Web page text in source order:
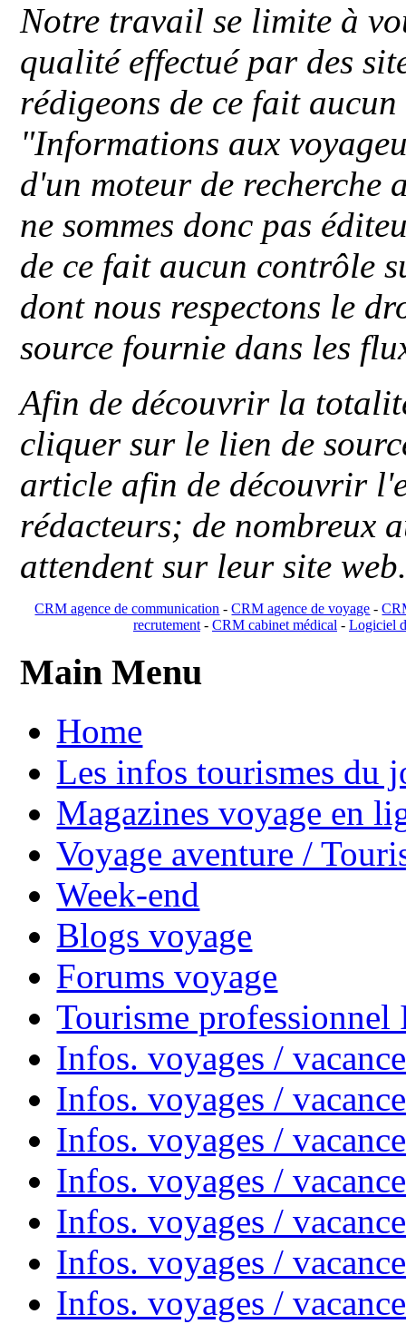
Notre travail se limite à
qualité effectué par des
rédigeons de ce fait
"Informations aux
d'un moteur de recherche
ne sommes donc pas
de ce fait aucun contrôle
dont nous respectons le
source fournie dans les
Afin de découvrir la
cliquer sur le lien de
article afin de découvrir
rédacteurs; de nombreux
attendent sur leur site
CRM agence de communication -CRM agence de voyage -
recrutement- CRM cabinet médical- Logiciel
Main Menu
Home
Les infos tourismes du
Magazines voyage en
Voyage aventure /
Week-end
Blogs voyage
Forums voyage
Tourisme
Infos. voyages /
Infos. voyages /
Infos. voyages /
Infos. voyages /
Infos. voyages /
Infos. voyages /
Infos. voyages /